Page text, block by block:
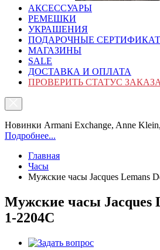
АКСЕССУАРЫ
РЕМЕШКИ
УКРАШЕНИЯ
ПОДАРОЧНЫЕ
МАГАЗИНЫ
SALE
ДОСТАВКА И ОПЛАТА
ПРОВЕРИТЬ СТАТУС ЗАКАЗА
Новинки Armani Exchange, Anne
Подробнее...
Главная
Часы
Мужские часы Jacques Lemans
Мужские часы Jacques
1-2204C